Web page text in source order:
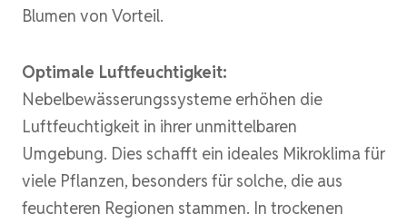
Blumen von Vorteil.
Optimale Luftfeuchtigkeit:
Nebelbewässerungssysteme erhöhen die
Luftfeuchtigkeit in ihrer unmittelbaren
Umgebung. Dies schafft ein ideales Mikroklima für
viele Pflanzen, besonders für solche, die aus
feuchteren Regionen stammen. In trockenen